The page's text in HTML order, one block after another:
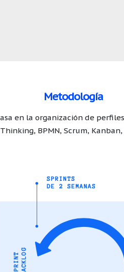
Metodología
en la organización de
BPMN, Scrum,